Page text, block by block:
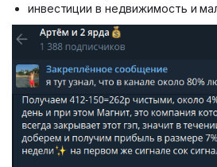
инвестиции в недвижимость и